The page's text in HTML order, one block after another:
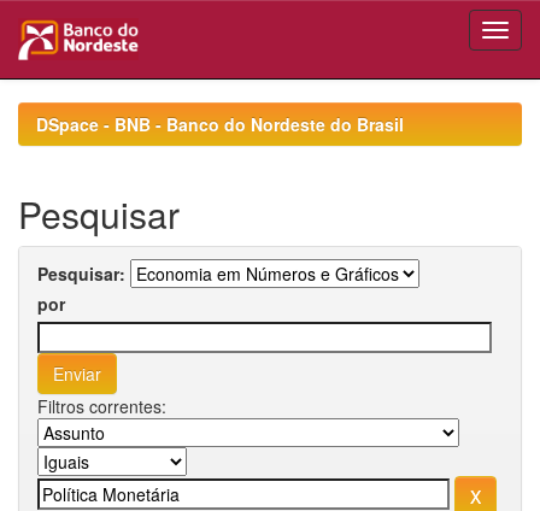
navigationDSpace - BNB - Banco do Nordeste do Brasil
Pesquisar
Pesquisar:
por
Filtros correntes: